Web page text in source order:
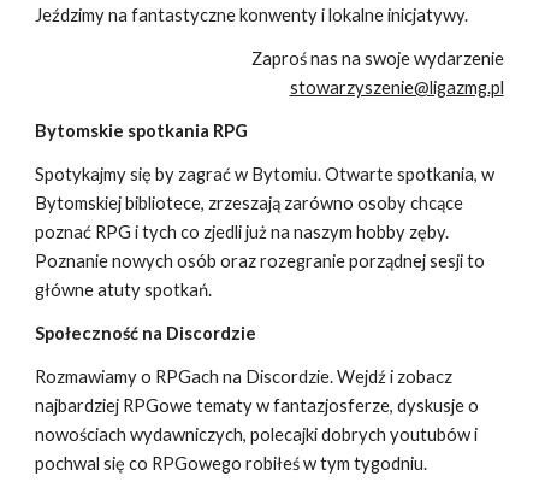
Jeździmy na fantastyczne konwenty i lokalne inicjatywy.
Zaproś nas na swoje wydarzenie
stowarzyszenie@ligazmg.pl
Bytomskie spotkania RPG
Spotykajmy się by zagrać w Bytomiu. Otwarte spotkania, w
Bytomskiej bibliotece, zrzeszają zarówno osoby chcące
poznać RPG i tych co zjedli już na naszym hobby zęby.
Poznanie nowych osób oraz rozegranie porządnej sesji to
główne atuty spotkań.
Społeczność na Discordzie
Rozmawiamy o RPGach na Discordzie. Wejdź i zobacz
najbardziej RPGowe tematy w fantazjosferze, dyskusje o
nowościach wydawniczych, polecajki dobrych youtubów i
pochwal się co RPGowego robiłeś w tym tygodniu.